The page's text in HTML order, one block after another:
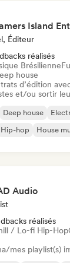
Island
Éditeur
réalisés
Brésilienne
house
d’édition
et/ou sortir
Deep house
Hip-hop House
Audio
réalisés
/ Lo-fi Hip-Hop
mes playlist(s)